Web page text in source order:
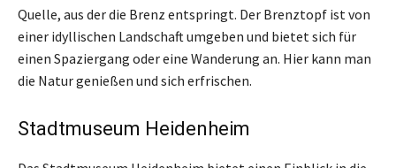
Quelle, aus der die Brenz entspringt. Der Brenztopf ist von
einer idyllischen Landschaft umgeben und bietet sich für
einen Spaziergang oder eine Wanderung an. Hier kann man
die Natur genießen und sich erfrischen.
Stadtmuseum Heidenheim